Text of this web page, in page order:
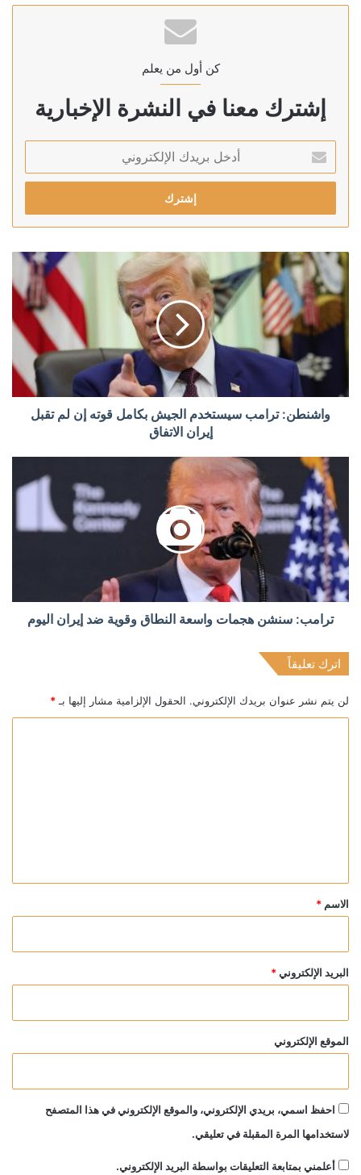
كن أول من يعلم
إشترك معنا في النشرة الإخبارية
بريدك
الإلكتروني
واشنطن: ترامب سيستخدم الجيش بكامل قوته إن لم تقبل
إيران الاتفاق
ترامب: سنشن هجمات واسعة النطاق وقوية ضد إيران اليوم
اترك تعليقاً
لن يتم نشر عنوان بريدك الإلكتروني. الحقول الإلزامية مشار إليها بـ *
*
الاسم *
البريد الإلكتروني *
الموقع الإلكتروني
احفظ اسمي، بريدي الإلكتروني، والموقع الإلكتروني في هذا المتصفح
لاستخدامها المرة المقبلة في تعليقي.
أعلمني بمتابعة التعليقات بواسطة البريد الإلكتروني.